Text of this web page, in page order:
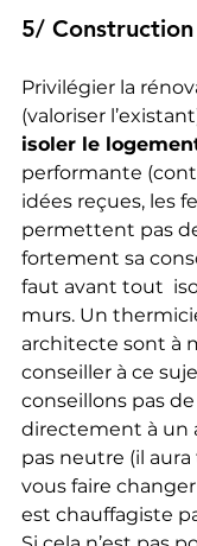
5/ Construction
Privilégier la
(valoriser
isoler le
performante
idées reçues, les
permettent pas
fortement sa
faut avant tout
murs. Un
architecte sont à
conseiller à ce
conseillons pas
directement à un
pas neutre (il
vous faire
est chauffagiste